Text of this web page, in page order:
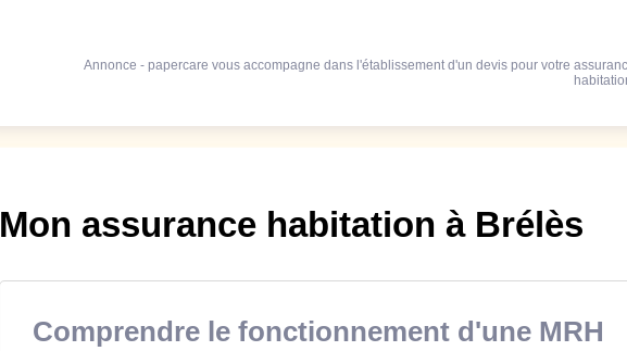
Annonce - papercare vous accompagne dans l'établissement d'un devis pour votre
Mon assurance habitation à Brélès
Comprendre le fonctionnement d'une MRH